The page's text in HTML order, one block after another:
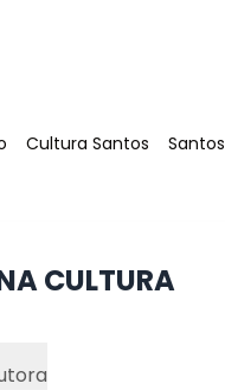
Tag:
Cultura Santos Tag:
Santos
CULTURA